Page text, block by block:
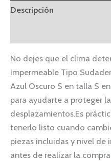
Descripción
No dejes que el clima
Impermeable Tipo
Azul Oscuro S en talla S
para ayudarte a proteger
desplazamientos.Es
tenerlo listo cuando
piezas incluidas y nivel
antes de realizar la